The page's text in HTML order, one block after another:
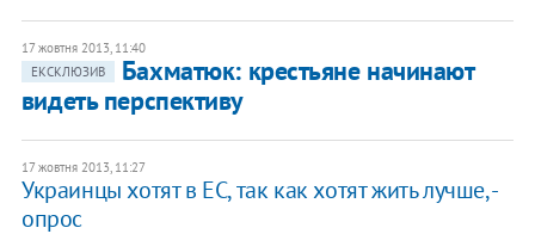
17 жовтня 2013, 11:40
ЕКСКЛЮЗИВ
Бахматюк: крестьяне начинают
видеть перспективу
17 жовтня 2013, 11:27
Украинцы хотят в ЕС, так как хотят жить лучше, -
опрос